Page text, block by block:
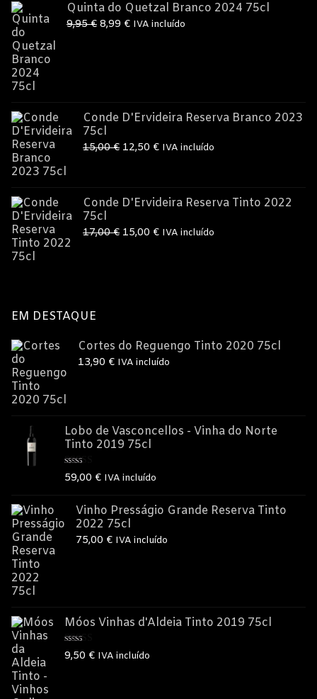
Quinta do Quetzal Branco 2024 75cl
9,95€ O
8,99 €OIVA incluído
Conde D'Ervideira Reserva Branco 2023
75cl
15,00€ O
era:
12,50 €O
é:
IVA incluído
Conde D'Ervideira Reserva Tinto 2022
75cl
17,00€ O
15,00 €OIVA incluído
EM DESTAQUE
Cortes do Reguengo Tinto 2020 75cl
13,90 € IVA incluído
Lobo de Vasconcellos - Vinha do Norte
Tinto 2019 75cl
Avaliação
5.00de 5
59,00 € IVA incluído
Vinho Presságio Grande Reserva Tinto
2022 75cl
75,00 € IVA incluído
Móos Vinhas d'Aldeia Tinto 2019 75cl
Avaliação
5.00de 5
9,50 € IVA incluído